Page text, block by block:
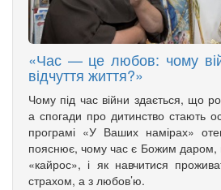
«Час — це любов: чому
відчуття життя?»
Чому під час війни здається, що
а спогади про дитинство стають
програмі «У Ваших намірах»
пояснює, чому час є Божим даром,
«кайрос», і як навчитися
страхом, а з любов’ю.